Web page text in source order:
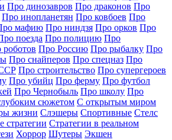
Про динозавров Про драконов Про
Про инопланетян Про ковбоев Про
мафию Про ниндзя Про орков Про
поезда Про полицию Про
Про Россию Про рыбалку Про
Про снайперов Про спецназ Про
Про строительство Про супергероев
Про убийц Про ферму Про футбол
Про Чернобыль Про школу Про
сюжетом С открытым миром
жизни Слэшеры Спортивные Стелс
стратегии Стратегии в реальном
Хоррор Шутеры Экшен